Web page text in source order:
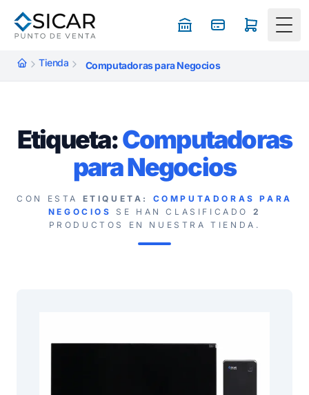
Tienda Computadoras para Negocios
Etiqueta:Computadoras
para Negocios
CON ESTA ETIQUETA:
COMPUTADORAS PARA
NEGOCIOS
SE HAN CLASIFICADO 2
PRODUCTOS EN NUESTRA TIENDA.